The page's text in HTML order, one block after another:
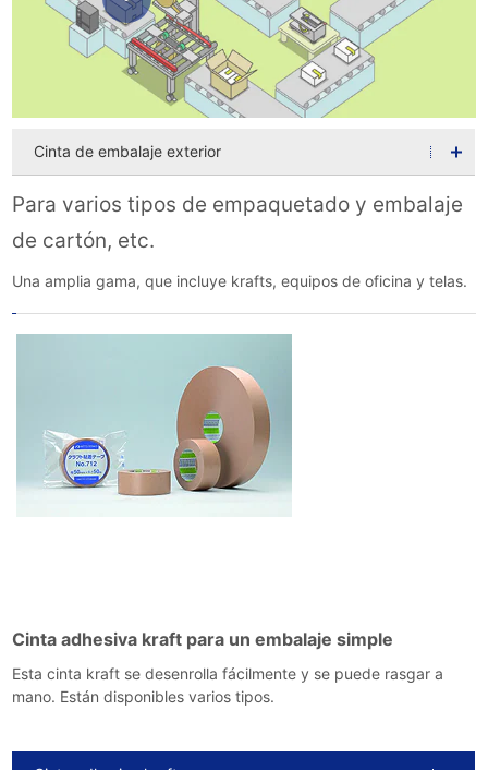
Cinta de embalaje exterior
Para varios tipos de empaquetado y embalaje
de cartón, etc.
Una amplia gama, que incluye krafts, equipos de oficina y telas.
Cinta adhesiva kraft para un embalaje simple
Esta cinta kraft se desenrolla fácilmente y se puede rasgar a
mano. Están disponibles varios tipos.